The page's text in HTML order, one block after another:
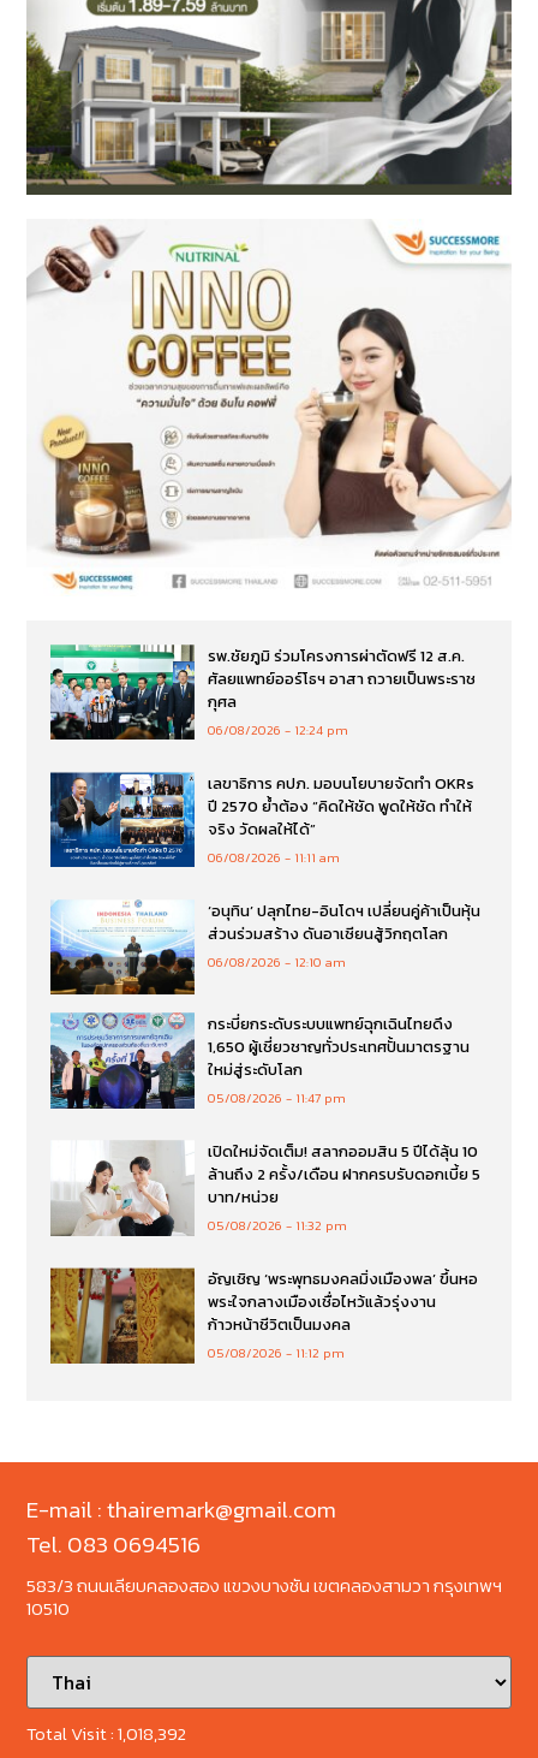
รพ.ชัยภูมิ ร่วมโครงการผ่าตัดฟรี 12 ส.ค.
ศัลยแพทย์ออร์โธฯ อาสา ถวายเป็นพระราช
กุศล
06/08/2026 12:24 pm
เลขาธิการ คปภ. มอบนโยบายจัดทำ OKRs
ปี 2570 ย้ำต้อง “คิดให้ชัด พูดให้ชัด ทำให้
จริง วัดผลให้ได้”
06/08/2026 11:11 am
‘อนุทิน’ ปลุกไทย-อินโดฯ เปลี่ยนคู่ค้าเป็นหุ้น
ส่วนร่วมสร้าง ดันอาเซียนสู้วิกฤตโลก
06/08/2026 12:10 am
กระบี่ยกระดับระบบแพทย์ฉุกเฉินไทยดึง
1,650 ผู้เชี่ยวชาญทั่วประเทศปั้นมาตรฐาน
ใหม่สู่ระดับโลก
05/08/2026 11:47 pm
เปิดใหม่จัดเต็ม! สลากออมสิน 5 ปีได้ลุ้น 10
ล้านถึง 2 ครั้ง/เดือน ฝากครบรับดอกเบี้ย 5
บาท/หน่วย
05/08/2026 11:32 pm
อัญเชิญ ‘พระพุทธมงคลมิ่งเมืองพล’ ขึ้นหอ
พระใจกลางเมืองเชื่อไหว้แล้วรุ่งงาน
ก้าวหน้าชีวิตเป็นมงคล
05/08/2026 11:12 pm
E-mail : thairemark@gmail.com
Tel. 083 0694516
583/3 ถนนเลียบคลองสอง แขวงบางชัน เขตคลองสามวา กรุงเทพฯ
10510
Total Visit :1,018,392